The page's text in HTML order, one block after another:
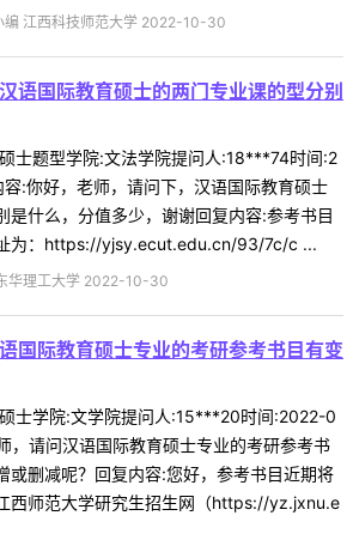
编 江西科技师范大学 2022-10-30
语国际教育硕士的两门专业课的型分别
士题型学院:文法学院提问人:18***74时间:2
:你好，老师，请问下，汉语国际教育硕士
是什么，分值多少，谢谢回复内容:参考书目
为：https://yjsy.ecut.edu.cn/93/7c/c ...
华理工大学 2022-10-30
国际教育硕士专业的考研参考书目有变
士学院:文学院提问人:15***20时间:2022-0
，请问汉语国际教育硕士专业的考研参考书
或删减呢？回复内容:您好，参考书目近期将
西师范大学研究生招生网（https://yz.jxnu.e